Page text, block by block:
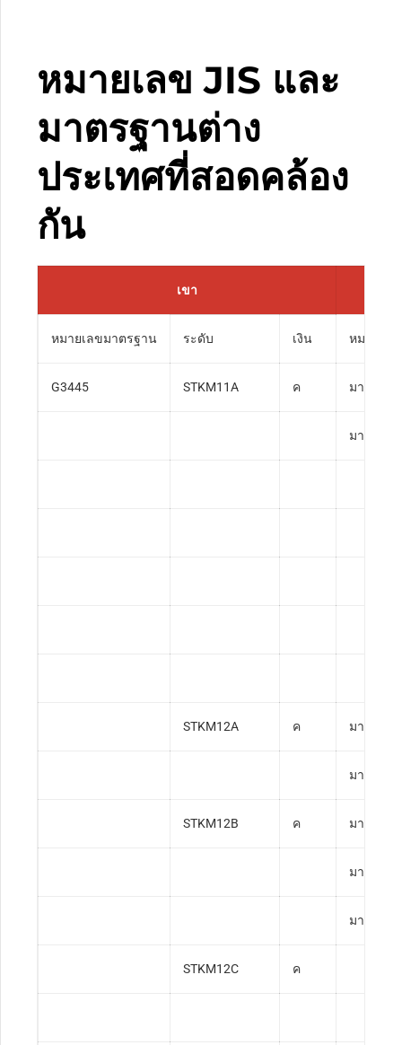
หมายเลข JIS และ
มาตรฐานต่าง
ประเทศที่สอดคล้อง
กัน
เขา
หมายเลขมาตรฐาน ระดับ เงิน หมายเล
G3445 STKM11A ค มาตรฐา
มาตรฐา
STKM12A ค มาตรฐา
มาตรฐา
STKM12B ค มาตรฐา
มาตรฐา
มาตรฐา
STKM12C ค